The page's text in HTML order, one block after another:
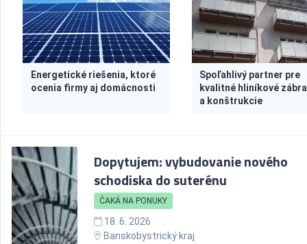
Energetické riešenia, ktoré
ocenia firmy aj domácnosti
Spoľahlivý partner pre
kvalitné hliníkové
a konštrukcie
Dopytujem: vybudovanie nového
schodiska do suterénu
ČAKÁ NA PONUKY
18. 6. 2026
Banskobystrický kraj